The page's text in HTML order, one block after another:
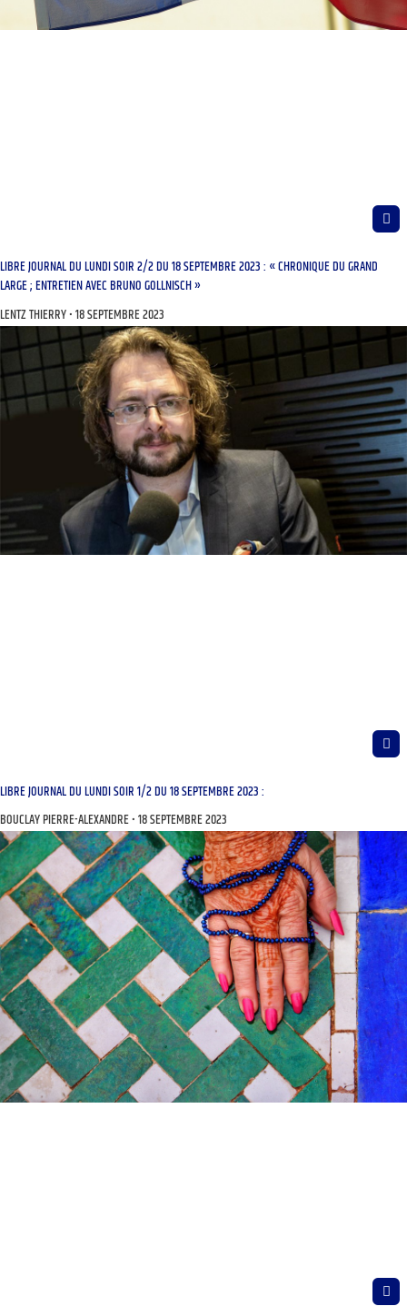
LIBRE JOURNAL DU LUNDI SOIR 2/2 DU 18 SEPTEMBRE 2023 : « CHRONIQUE DU GRAND
LARGE ; ENTRETIEN AVEC BRUNO GOLLNISCH »
LENTZ THIERRY 18 SEPTEMBRE 2023
LIBRE JOURNAL DU LUNDI SOIR 1/2 DU 18 SEPTEMBRE 2023 :
BOUCLAY PIERRE-ALEXANDRE 18 SEPTEMBRE 2023